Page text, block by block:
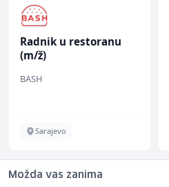
Radnik u restoranu
(m/ž)
BASH
Sarajevo
Možda vas zanima